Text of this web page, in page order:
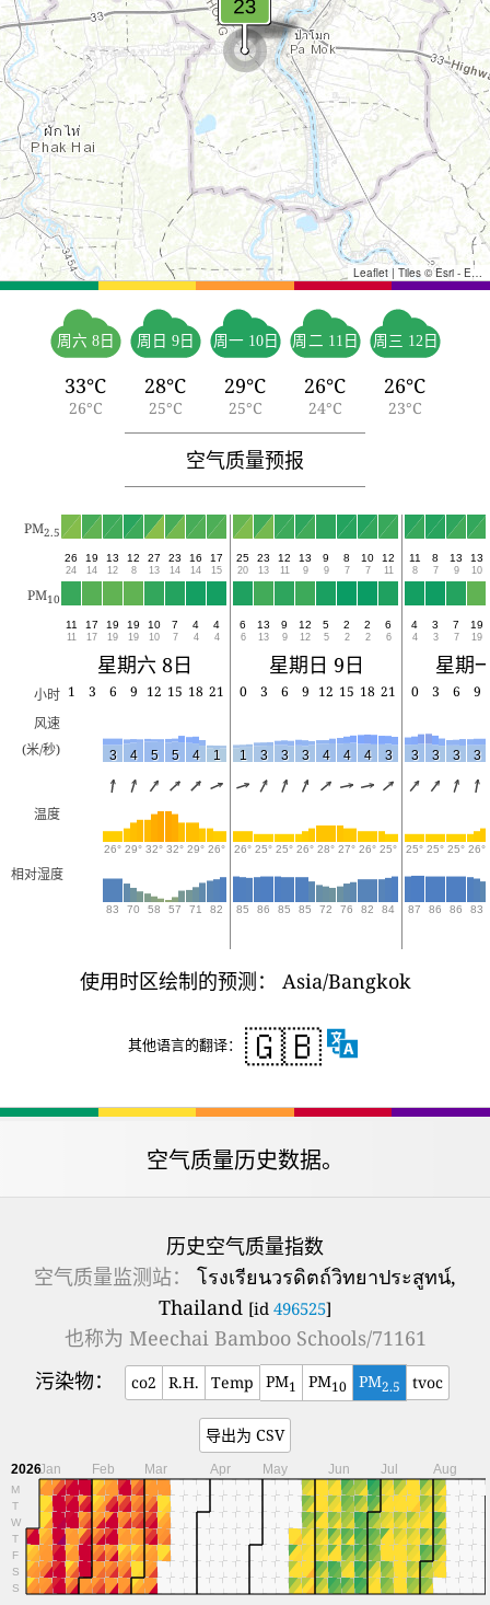
Leaflet | Tiles © Esri - Esri, DeLorme, NAVTEQ, TomTom, Intermap, iPC, USGS, FAO, NPS, NRCAN, GeoBase, Kadaster NL, Ordnance Survey, Esri Japan, METI, Esri China (Hong Kong), and the GIS User Community
周六 8日
33°C
26°C
周日 9日
28°C
25°C
周一 10日
29°C
25°C
周二 11日
26°C
24°C
周三 12日
26°C
23°C
空气质量预报
PM2.5
26
24
19
14
13
12
12
8
27
13
23
14
16
14
17
15
25
20
23
13
12
11
13
9
9
9
8
7
10
7
12
11
11
8
8
7
13
9
13
10
PM10
11
11
17
17
19
19
19
19
10
10
7
7
4
4
4
4
6
6
13
13
9
9
12
12
5
5
2
2
2
2
6
6
4
4
3
3
7
7
19
19
星期六 8日 星期日 9日 星期
小时 1 3 6 9 12 15 18 21 0 3 6 9 12 15 18 21 0 3 6
9
风速
(米/秒)
3 4 5 5 4 1 1 3 3 3 4 4 4 3 3 3 3 3
温度
26° 29° 32° 32° 29° 26° 26° 25° 25° 26° 28° 27° 26° 25° 25° 25° 25° 26°
相对湿度
83 70 58 57 71 82 85 86 85 85 72 76 82 84 87 86 86 83
使用时区绘制的预测： Asia/Bangkok
其他语言的翻译： 🇬🇧
空气质量历史数据。
历史空气质量指数
空气质量监测站：
โรงเรียนวรดิตถ์วิทยาประสูทน์,
Thailand [id 496525]
也称为 Meechai Bamboo Schools/71161
污染物：
co2 R.H. Temp PM1 PM10 PM2.5 tvoc
导出为 CSV
2026
M
T
W
T
F
S
S
Jan Feb Mar Apr May Jun Jul Aug